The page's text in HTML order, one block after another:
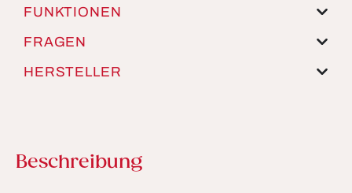
FUNKTIONEN
FRAGEN
HERSTELLER
Beschreibung